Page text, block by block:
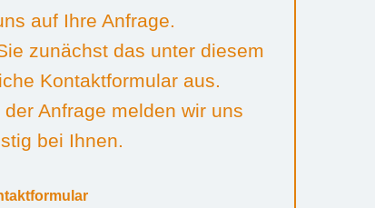
auf Ihre Anfrage.
zunächst das unter diesem
Kontaktformular aus.
Anfrage melden wir uns
bei Ihnen.